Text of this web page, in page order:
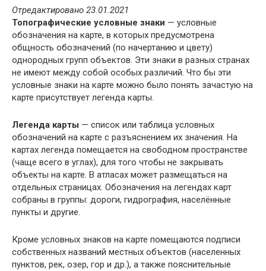
Отредактировано 23.01.2021
Топографические условные знаки — условные
обозначения на карте, в которых предусмотрена
общность обозначений (по начертанию и цвету)
однородных групп объектов. Эти знаки в разных странах
не имеют между собой особых различий. Что бы эти
условные знаки на карте можно было понять зачастую на
карте присутствует легенда карты.
Легенда карты — список или таблица условных
обозначений на карте с разъяснением их значения. На
картах легенда помещается на свободном пространстве
(чаще всего в углах), для того чтобы не закрывать
объекты на карте. В атласах может размещаться на
отдельных страницах. Обозначения на легендах карт
собраны в группы: дороги, гидрография, населённые
пункты и другие.
Кроме условных знаков на карте помещаются подписи
собственных названий местных объектов (населенных
пунктов, рек, озер, гор и др.), а также пояснительные